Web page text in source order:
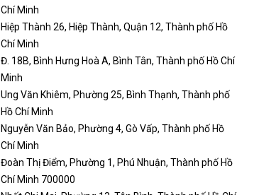
Chí Minh
Hiệp Thành 26, Hiệp Thành, Quận 12, Thành phố Hồ
Chí Minh
Đ. 18B, Bình Hưng Hoà A, Bình Tân, Thành phố Hồ Chí
Minh
Ung Văn Khiêm, Phường 25, Bình Thạnh, Thành phố
Hồ Chí Minh
Nguyễn Văn Bảo, Phường 4, Gò Vấp, Thành phố Hồ
Chí Minh
Đoàn Thị Điểm, Phường 1, Phú Nhuận, Thành phố Hồ
Chí Minh 700000